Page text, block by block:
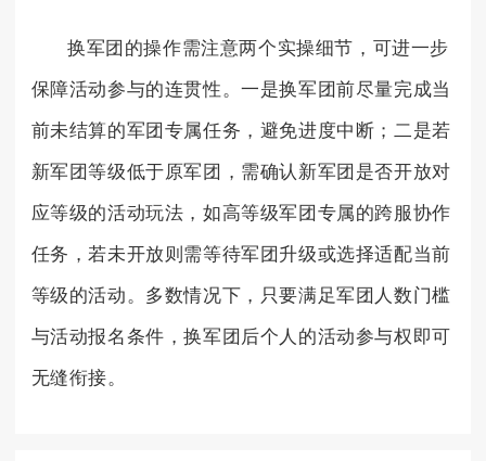
换军团的操作需注意两个实操细节，可进一步
保障活动参与的连贯性。一是换军团前尽量完成当
前未结算的军团专属任务，避免进度中断；二是若
新军团等级低于原军团，需确认新军团是否开放对
应等级的活动玩法，如高等级军团专属的跨服协作
任务，若未开放则需等待军团升级或选择适配当前
等级的活动。多数情况下，只要满足军团人数门槛
与活动报名条件，换军团后个人的活动参与权即可
无缝衔接。